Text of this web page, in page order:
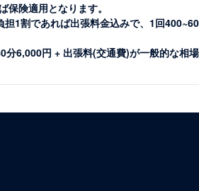
険適用となります。
1割であれば出張料金込みで、1回
6,000円 + 出張料(交通費)が一般的な相場